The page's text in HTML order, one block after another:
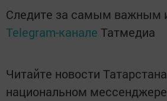
Следите за самым важным
Telegram-канале Татмедиа
Читайте новости
национальном